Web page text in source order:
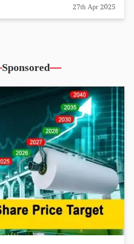
27th Apr 2025
Sponsored